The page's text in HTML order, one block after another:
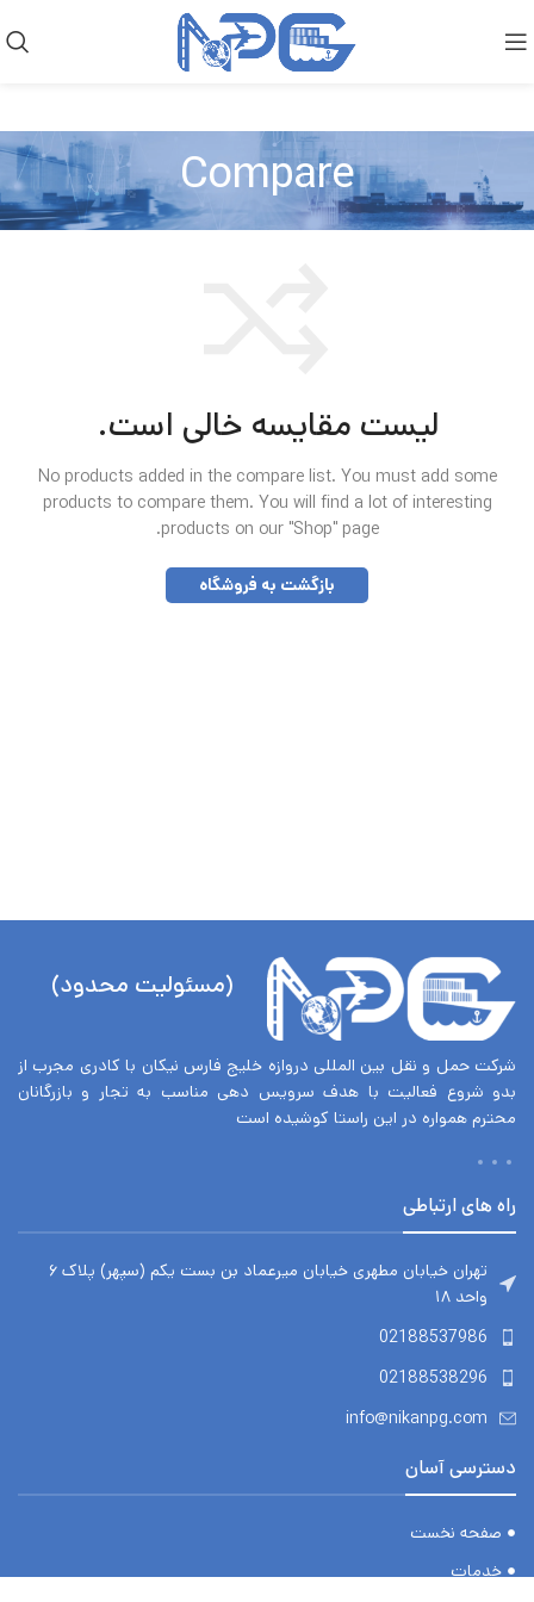
Compare
لیست مقایسه خالی است.
No products added in the compare list. You must add some
products to compare them. You will find a lot of interesting
products on our "Shop" page.
بازگشت به فروشگاه
(مسئولیت محدود)
شرکت حمل و نقل بین المللی دروازه خلیج فارس نیکان با کادری مجرب از
بدو شروع فعالیت با هدف سرویس دهی مناسب به تجار و بازرگانان
محترم همواره در این راستا کوشیده است
راه های ارتباطی
تهران خیابان مطهری خیابان میرعماد بن بست یکم (سپهر) پلاک ۶
واحد ۱۸
02188537986
02188538296
info@nikanpg.com
دسترسی آسان
صفحه نخست
خدمات